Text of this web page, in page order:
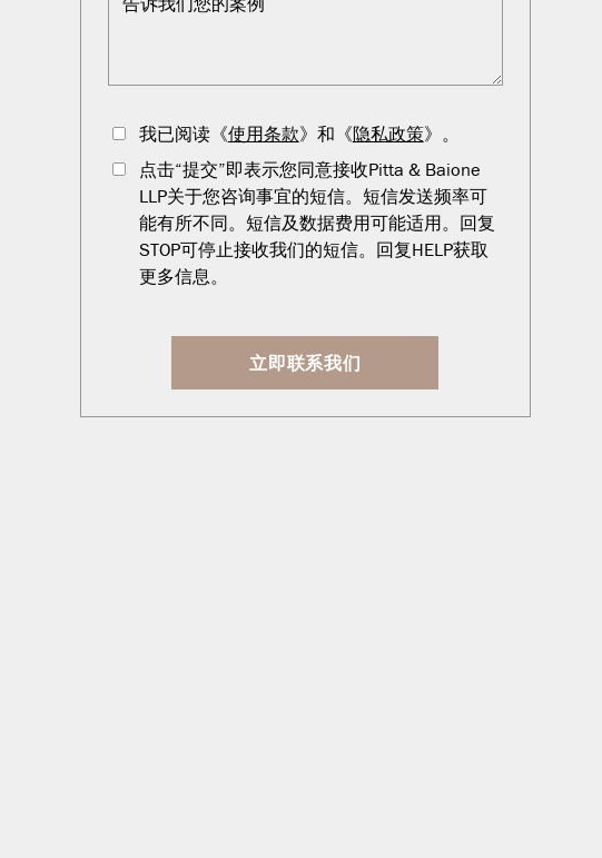
我已阅读《使用条款》和《 隐私政策》。
点击“提交”即表示您同意接收Pitta & Baione
LLP关于您咨询事宜的短信。短信发送频率可
能有所不同。短信及数据费用可能适用。回复
STOP可停止接收我们的短信。回复HELP获取
更多信息。
立即联系我们